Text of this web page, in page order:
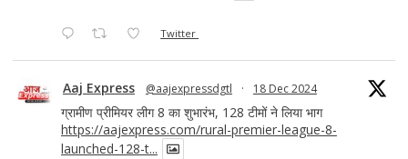
Twitter
Aaj Express @aajexpressdgtl · 18 Dec 2024
ग्रामीण प्रीमियर लीग 8 का शुभारंभ, 128 टीमों ने लिया भाग
https://aajexpress.com/rural-premier-league-8-
launched-128-t...